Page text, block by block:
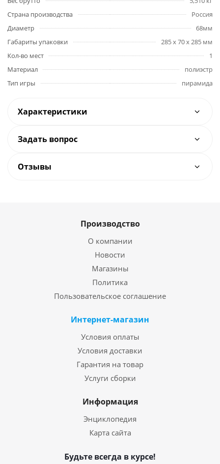
Страна производства
Россия
Диаметр
68мм
Габариты упаковки
285 x 70 x 285 мм
Кол-во мест
1
Материал
полиэстр
Тип игры
пирамида
Характеристики
Задать вопрос
Отзывы
Производство
О компании
Новости
Магазины
Политика
Пользовательское соглашение
Интернет-магазин
Условия оплаты
Условия доставки
Гарантия на товар
Услуги сборки
Информация
Энциклопедия
Карта сайта
Будьте всегда в курсе!